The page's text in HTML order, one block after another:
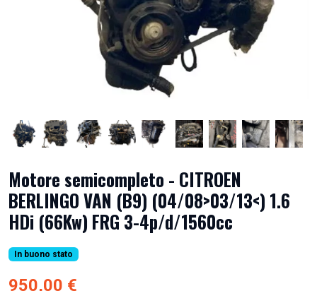
Motore semicompleto - CITROEN
BERLINGO VAN (B9) (04/08>03/13<) 1.6
HDi (66Kw) FRG 3-4p/d/1560cc
In buono stato
950,00 €